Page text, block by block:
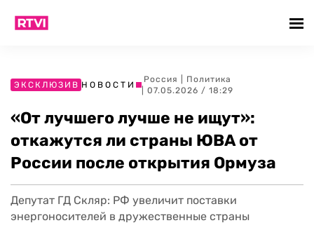
ЭКСКЛЮЗИВ НОВОСТИ
Россия
Политика
| 07.05.2026 / 18:29
«От лучшего лучше не ищут»:
откажутся ли страны ЮВА от
России после открытия Ормуза
Депутат ГД Скляр: РФ увеличит поставки
энергоносителей в дружественные страны